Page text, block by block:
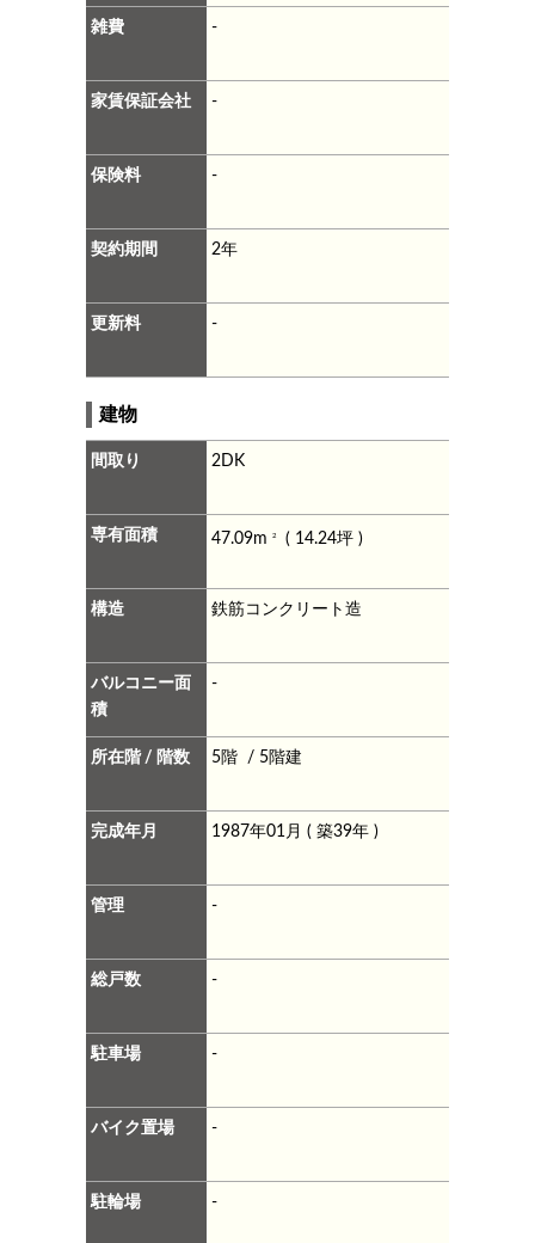
雑費 -
家賃保証会社 -
保険料 -
契約期間 2年
更新料 -
建物
間取り 2DK
専有面積 47.09m2 ( 14.24坪 )
構造 鉄筋コンクリート造
バルコニー面
積
-
所在階 / 階数 5階 / 5階建
完成年月 1987年01月 ( 築39年 )
管理 -
総戸数 -
駐車場 -
バイク置場 -
駐輪場 -